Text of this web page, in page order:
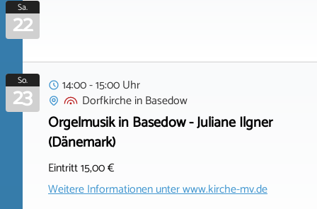
Sa.
22
So.
23
14:00 - 15:00 Uhr
DorfkircheinBasedow
Orgelmusik in Basedow - Juliane Ilgner
(Dänemark)
Eintritt 15,00 €
Weitere Informationen unterwww.kirche-mv.de